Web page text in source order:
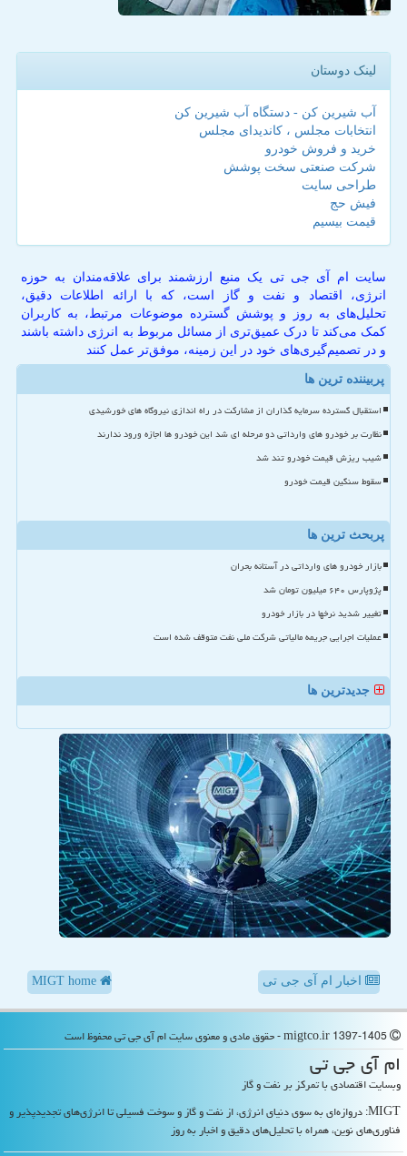
لینک دوستان
آب شیرین کن - دستگاه آب شیرین کن
انتخابات مجلس ، کاندیدای مجلس
خرید و فروش خودرو
شرکت صنعتی سخت پوشش
طراحی سایت
فیش حج
قیمت بیسیم
سایت ام آی جی تی یک منبع ارزشمند برای علاقه‌مندان به حوزه
انرژی، اقتصاد و نفت و گاز است، که با ارائه اطلاعات دقیق،
تحلیل‌های به روز و پوشش گسترده موضوعات مرتبط، به کاربران
کمک می‌کند تا درک عمیق‌تری از مسائل مربوط به انرژی داشته باشند
و در تصمیم‌گیری‌های خود در این زمینه، موفق‌تر عمل کنند
پربیننده ترین ها
استقبال گسترده سرمایه گذاران از مشارکت در راه اندازی نیروگاه های خورشیدی
نظارت بر خودرو های وارداتی دو مرحله ای شد این خودرو ها اجازه ورود ندارند
شیب ریزش قیمت خودرو تند شد
سقوط سنگین قیمت خودرو
پربحث ترین ها
بازار خودرو های وارداتی در آستانه بحران
پژوپارس ۶۴۰ میلیون تومان شد
تغییر شدید نرخها در بازار خودرو
عملیات اجرایی جریمه مالیاتی شرکت ملی نفت متوقف شده است
جدیدترین ها
اخبار ام آی جی تی
ام آی جی تی
وبسایت اقتصادی با تمرکز بر نفت و گاز
MIGT: دروازه‌ای به سوی دنیای انرژی، از نفت و گاز و سوخت فسیلی تا انرژی‌های تجدیدپذیر و
فناوری‌های نوین، همراه با تحلیل‌های دقیق و اخبار به روز